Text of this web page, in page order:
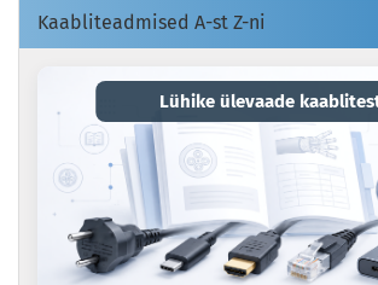
Kaabliteadmised A-st Z-ni
Lühike ülevaade